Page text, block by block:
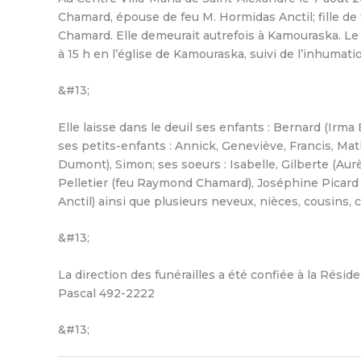
Chamard, épouse de feu M. Hormidas Anctil; fille
Chamard. Elle demeurait autrefois à Kamouraska.
à 15 h en l’église de Kamouraska, suivi de
&#13;
Elle laisse dans le deuil ses enfants : Bernard (Irma
ses petits-enfants : Annick, Geneviève, Francis,
Dumont), Simon; ses soeurs : Isabelle, Gilberte
Pelletier (feu Raymond Chamard), Joséphine
Anctil) ainsi que plusieurs neveux, nièces, cousins,
&#13;
La direction des funérailles a été confiée à la
Pascal 492-2222
&#13;